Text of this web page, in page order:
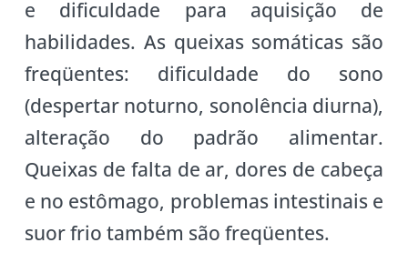
e dificuldade para aquisição de
habilidades. As queixas somáticas são
freqüentes: dificuldade do sono
(despertar noturno, sonolência diurna),
alteração do padrão alimentar.
Queixas de falta de ar, dores de cabeça
e no estômago, problemas intestinais e
suor frio também são freqüentes.